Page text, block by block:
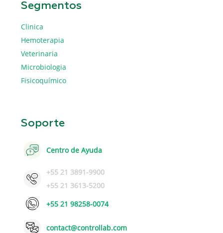
Segmentos
Clinica
Hemoterapia
Veterinaria
Microbiologia
Fisicoquímico
Soporte
Centro de Ayuda
+55 21 3891-9900
+55 21 3613-5200
+55 21 98258-0074
contact@controllab.com